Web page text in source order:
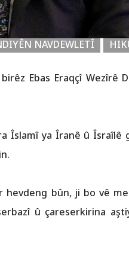
NAVDEWLETÎ
Ebas Eraqçî Wezîrê
Îslamî ya Îranê û Îsraîlê
hevdeng bûn, ji bo vê
û çareserkirina